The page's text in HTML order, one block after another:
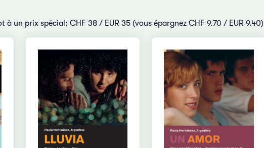
à un prix spécial: CHF 38 / EUR 35 (vous épargnez CHF 9.70 / EUR 9.40)